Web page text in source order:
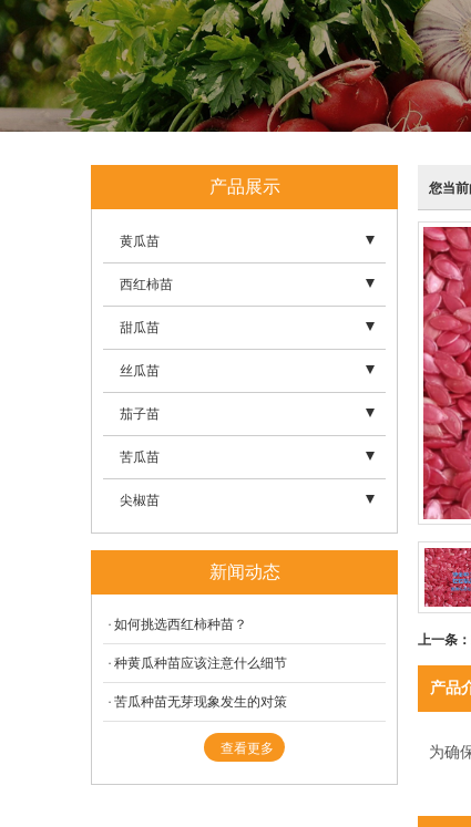
您当前
上一条：
产品
为确
产品展示
黄瓜苗
- 黄瓜
- 黄瓜苗
- 黄瓜种子
- 博金2311
- 博金912
- 博美211
- 博金177
- 驰腾砧龙砧木种子
- 东方之星999
- 东方之星1519
- 博金2311plus
西红柿苗
- 西红柿种子
- 西红柿苗
- 西红柿
甜瓜苗
- 甜瓜种子
- 甜瓜苗
- 甜瓜
丝瓜苗
- 丝瓜种子
- 丝瓜苗
- 丝瓜
茄子苗
- 茄子苗
- 茄子
苦瓜苗
- 苦瓜种子
尖椒苗
- 尖椒
新闻动态
如何挑选西红柿种苗？
种黄瓜种苗应该注意什么细节
苦瓜种苗无芽现象发生的对策
查看更多